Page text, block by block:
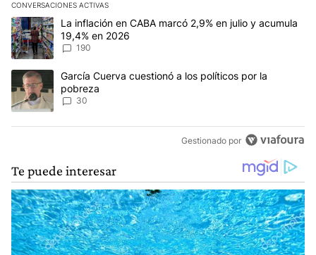
CONVERSACIONES ACTIVAS
Este listado muestra los artículos con más comentarios en los
Un artículo de tendencia con el título "La inflación en CABA
La inflación en CABA marcó 2,9% en julio y acumula
19,4% en 2026
190
Un artículo de tendencia con el título "García Cuerva cuestionó
García Cuerva cuestionó a los políticos por la
pobreza
30
Gestionado por